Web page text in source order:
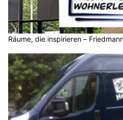
Räume, die inspirieren –